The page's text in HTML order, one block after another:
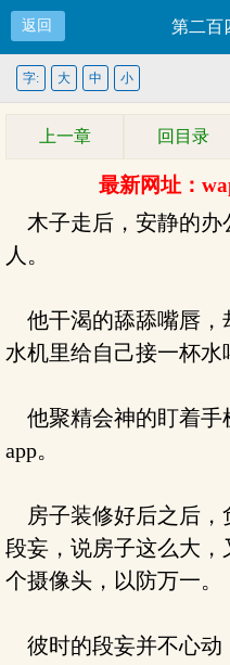
返回 第二百
字: 大 中 小
上一章 回目录
最新网址：
木子走后，安静的办
人。
他干渴的舔舔嘴唇，
水机里给自己接一杯水
他聚精会神的盯着手
app。
房子装修好后之后，
段妄，说房子这么大
个摄像头，以防万一。
彼时的段妄并不心动